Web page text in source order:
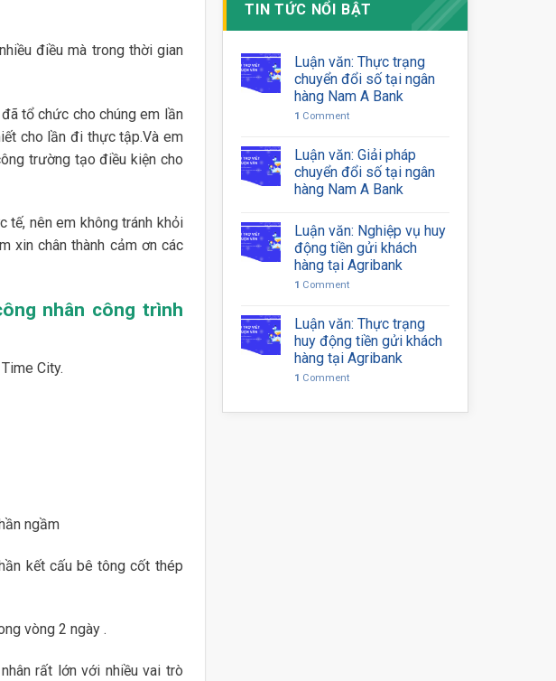
điều mà trong thời gian
tổ chức cho chúng em lần
cho lần đi thực tập.Và em
trường tạo điều kiện cho
tế, nên em không tránh khỏi
xin chân thành cảm ơn các
nhân công trình
City.
ngầm
kết cấu bê tông cốt thép
vòng 2 ngày .
rất lớn với nhiều vai trò
TIN TỨC NỔI BẬT
Luận văn: Thực trạng
chuyển đổi số tại ngân
hàng Nam A Bank
1 Comment
Luận văn: Giải pháp
chuyển đổi số tại ngân
hàng Nam A Bank
Luận văn: Nghiệp vụ huy
động tiền gửi khách
hàng tại Agribank
1 Comment
Luận văn: Thực trạng
huy động tiền gửi khách
hàng tại Agribank
1 Comment